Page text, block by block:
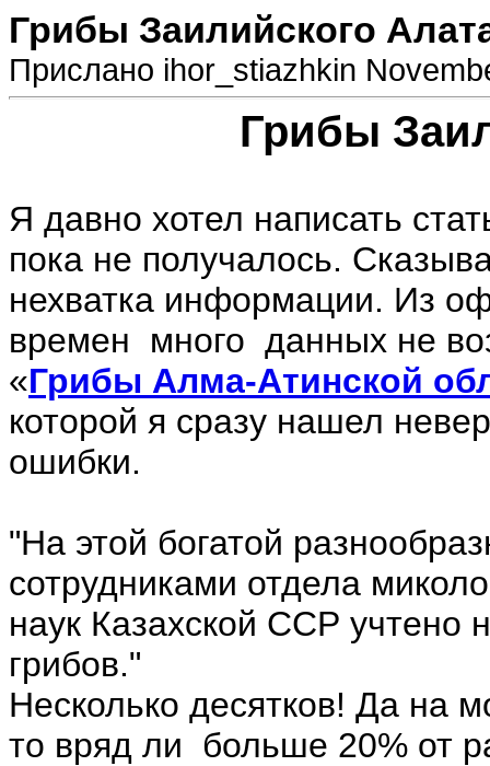
Грибы Заилийского
Прислано ihor_stiazhkin
Грибы
Я давно хотел написать
пока не получалось.
нехватка информации. Из
времен много данных не
«Грибы Алма-Атинской
которой я сразу нашел
ошибки.
"На этой богатой
сотрудниками отдела
наук Казахской ССР учтено
грибов."
Несколько десятков! Да на
то вряд ли больше 20% от